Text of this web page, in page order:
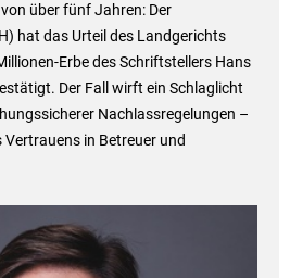
über fünf Jahren: Der
hat das Urteil des Landgerichts
Erbe des Schriftstellers Hans
Der Fall wirft ein Schlaglicht
Nachlassregelungen –
Vertrauens in Betreuer und